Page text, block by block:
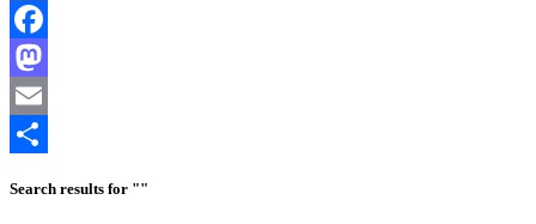
Facebook
Mastodon
Email
Search results for ""